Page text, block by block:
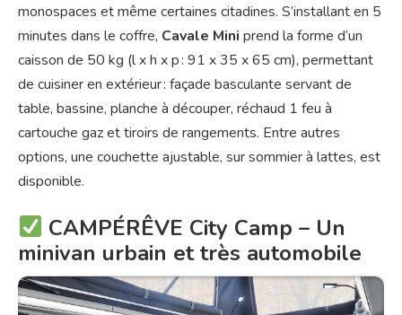
monospaces et même certaines citadines. S’installant en 5
minutes dans le coffre, Cavale Mini prend la forme d’un
caisson de 50 kg (l x h x p : 91 x 35 x 65 cm), permettant
de cuisiner en extérieur : façade basculante servant de
table, bassine, planche à découper, réchaud 1 feu à
cartouche gaz et tiroirs de rangements. Entre autres
options, une couchette ajustable, sur sommier à lattes, est
disponible.
CAMPÉRÊVE City Camp – Un
minivan urbain et très automobile